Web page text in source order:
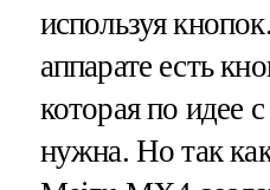
используя
аппарате есть
которая по идее
нужна. Но так